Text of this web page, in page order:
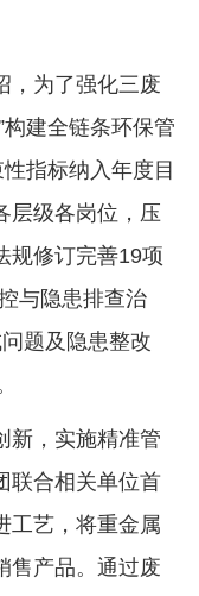
，为了强化三废
建全链条环保管
指标纳入年度目
层级各岗位，压
规修订完善19项
与隐患排查治
题及隐患整改
新，实施精准管
联合相关单位首
工艺，将重金属
售产品。通过废